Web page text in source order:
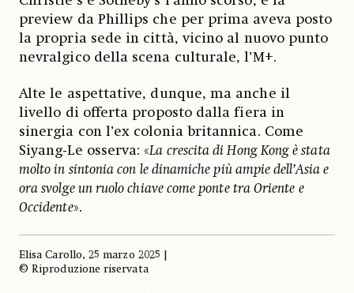
preview da Phillips che per prima aveva posto
la propria sede in città, vicino al nuovo punto
nevralgico della scena culturale, l’M+.
Alte le aspettative, dunque, ma anche il
livello di offerta proposto dalla fiera in
sinergia con l’ex colonia britannica. Come
Siyang-Le osserva: «La crescita di Hong Kong è stata
molto in sintonia con le dinamiche più ampie dell’Asia e
ora svolge un ruolo chiave come ponte tra Oriente e
Occidente».
Elisa Carollo, 25 marzo 2025 |
© Riproduzione riservata